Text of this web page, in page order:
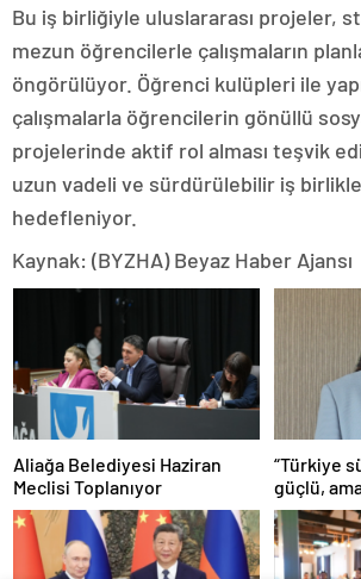
Bu iş birliğiyle uluslararası projeler,
mezun öğrencilerle çalışmaların
öngörülüyor. Öğrenci kulüpleri ile
çalışmalarla öğrencilerin gönüllü
projelerinde aktif rol alması teşvik
uzun vadeli ve sürdürülebilir iş
hedefleniyor.
Kaynak: (BYZHA) Beyaz Haber Ajansı
Aliağa Belediyesi Haziran
Meclisi Toplanıyor
“Türkiye
güçlü,
şart”